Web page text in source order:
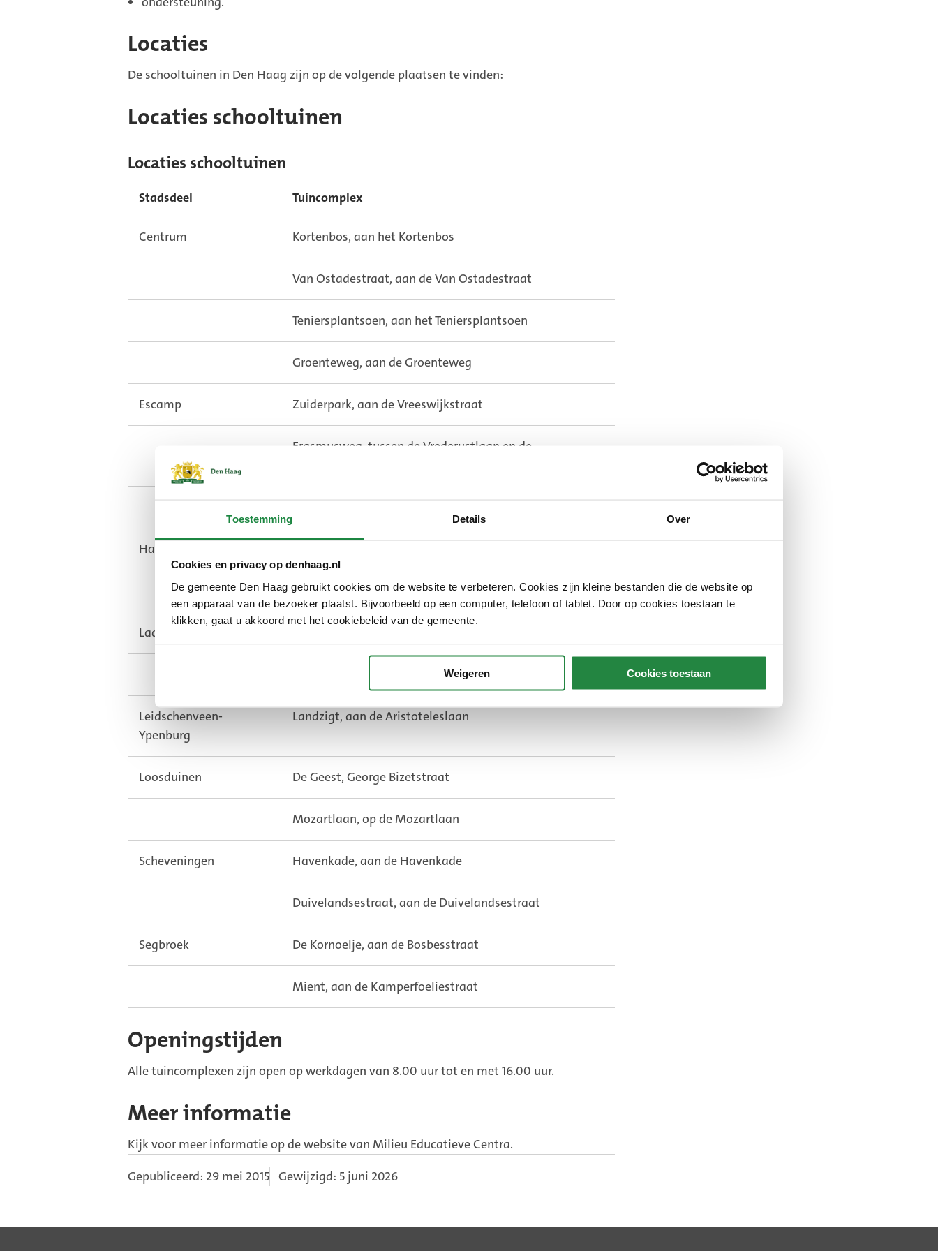
Toestemming Details Over
Cookies en privacy op denhaag.nl
De gemeente Den Haag gebruikt cookies om de website te verbeteren. Cookies zijn kleine bestanden die de website op
een apparaat van de bezoeker plaatst. Bijvoorbeeld op een computer, telefoon of tablet. Door op cookies toestaan te
klikken, gaat u akkoord met het cookiebeleid van de gemeente.
Weigeren Cookies toestaan
Locaties
De schooltuinen in Den Haag zijn op de volgende plaatsen te vinden:
Locaties schooltuinen
Locaties schooltuinen
Stadsdeel
Tuincomplex
Centrum Kortenbos, aan het Kortenbos
Van Ostadestraat, aan de Van Ostadestraat
Teniersplantsoen, aan het Teniersplantsoen
Groenteweg, aan de Groenteweg
Escamp Zuiderpark, aan de Vreeswijkstraat
Erasmusweg, tussen de Vrederustlaan en de
Haagse Hout
De Reigershof, aan de Reigerbergerweg
Laak
Hildebrandtplein, aan het Hildebrandtplein
Leidschenveen-
Ypenburg
Landzigt, aan de Aristoteleslaan
Loosduinen De Geest, George Bizetstraat
Mozartlaan, op de Mozartlaan
Scheveningen Havenkade, aan de Havenkade
Duivelandsestraat, aan de Duivelandsestraat
Segbroek De Kornoelje, aan de Bosbesstraat
Mient, aan de Kamperfoeliestraat
Openingstijden
Alle tuincomplexen zijn open op werkdagen van 8.00 uur tot en met 16.00 uur.
Meer informatie
Kijk voor meer informatie op de website van Milieu Educatieve Centra.
Gepubliceerd: 29 mei 2015 Gewijzigd: 5 juni 2026